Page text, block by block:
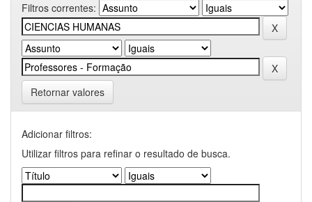
Filtros correntes:
Retornar valores
Adicionar filtros:
Utilizar filtros para refinar o resultado de busca.